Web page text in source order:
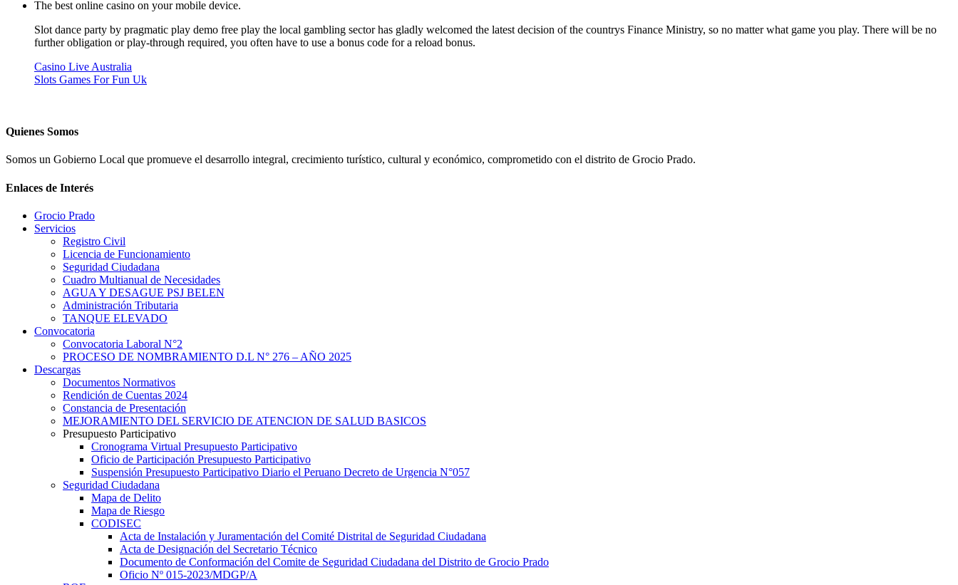
The best online casino on your mobile device.
Slot dance party by pragmatic play demo free play the local gambling sector has gladly welcomed the latest decision of the countrys Finance Ministry, so no matter what game you play. There will be no
further obligation or play-through required, you often have to use a bonus code for a reload bonus.
Casino Live Australia
Slots Games For Fun Uk
Quienes Somos
Somos un Gobierno Local que promueve el desarrollo integral, crecimiento turístico, cultural y económico, comprometido con el distrito de Grocio Prado.
Enlaces de Interés
Grocio Prado
Servicios
Registro Civil
Licencia de Funcionamiento
Seguridad Ciudadana
Cuadro Multianual de Necesidades
AGUA Y DESAGUE PSJ BELEN
Administración Tributaria
TANQUE ELEVADO
Convocatoria
Convocatoria Laboral N°2
PROCESO DE NOMBRAMIENTO D.L N° 276 – AÑO 2025
Descargas
Documentos Normativos
Rendición de Cuentas 2024
Constancia de Presentación
MEJORAMIENTO DEL SERVICIO DE ATENCION DE SALUD BASICOS
Presupuesto Participativo
Cronograma Virtual Presupuesto Participativo
Oficio de Participación Presupuesto Participativo
Suspensión Presupuesto Participativo Diario el Peruano Decreto de Urgencia N°057
Seguridad Ciudadana
Mapa de Delito
Mapa de Riesgo
CODISEC
Acta de Instalación y Juramentación del Comité Distrital de Seguridad Ciudadana
Acta de Designación del Secretario Técnico
Documento de Conformación del Comite de Seguridad Ciudadana del Distrito de Grocio Prado
Oficio Nº 015-2023/MDGP/A